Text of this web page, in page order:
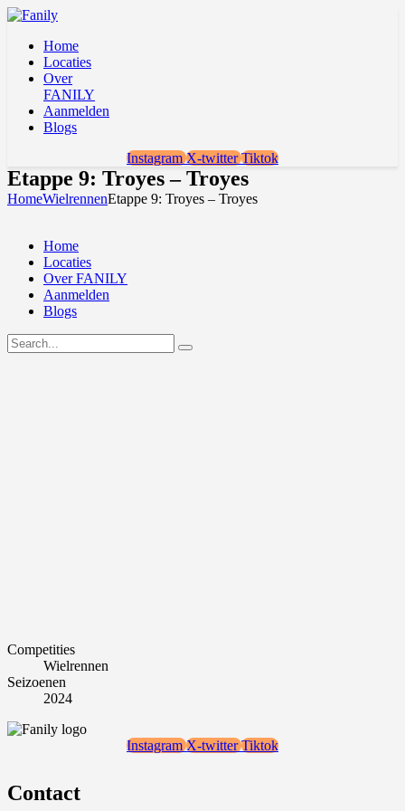
Home
Locaties
Over
FANILY
Aanmelden
Blogs
Instagram X-twitter Tiktok
Etappe 9: Troyes – Troyes
HomeWielrennenEtappe 9: Troyes – Troyes
Home
Locaties
Over FANILY
Aanmelden
Blogs
Competities
Wielrennen
Seizoenen
2024
Instagram X-twitter Tiktok
Contact